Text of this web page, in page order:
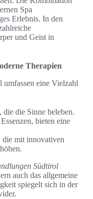
Spa
Erlebnis. In den
und Geist in
Therapien
eine Vielzahl
die Sinne beleben.
bieten eine
die mit innovativen
Südtirol
auch das allgemeine
spiegelt sich in der